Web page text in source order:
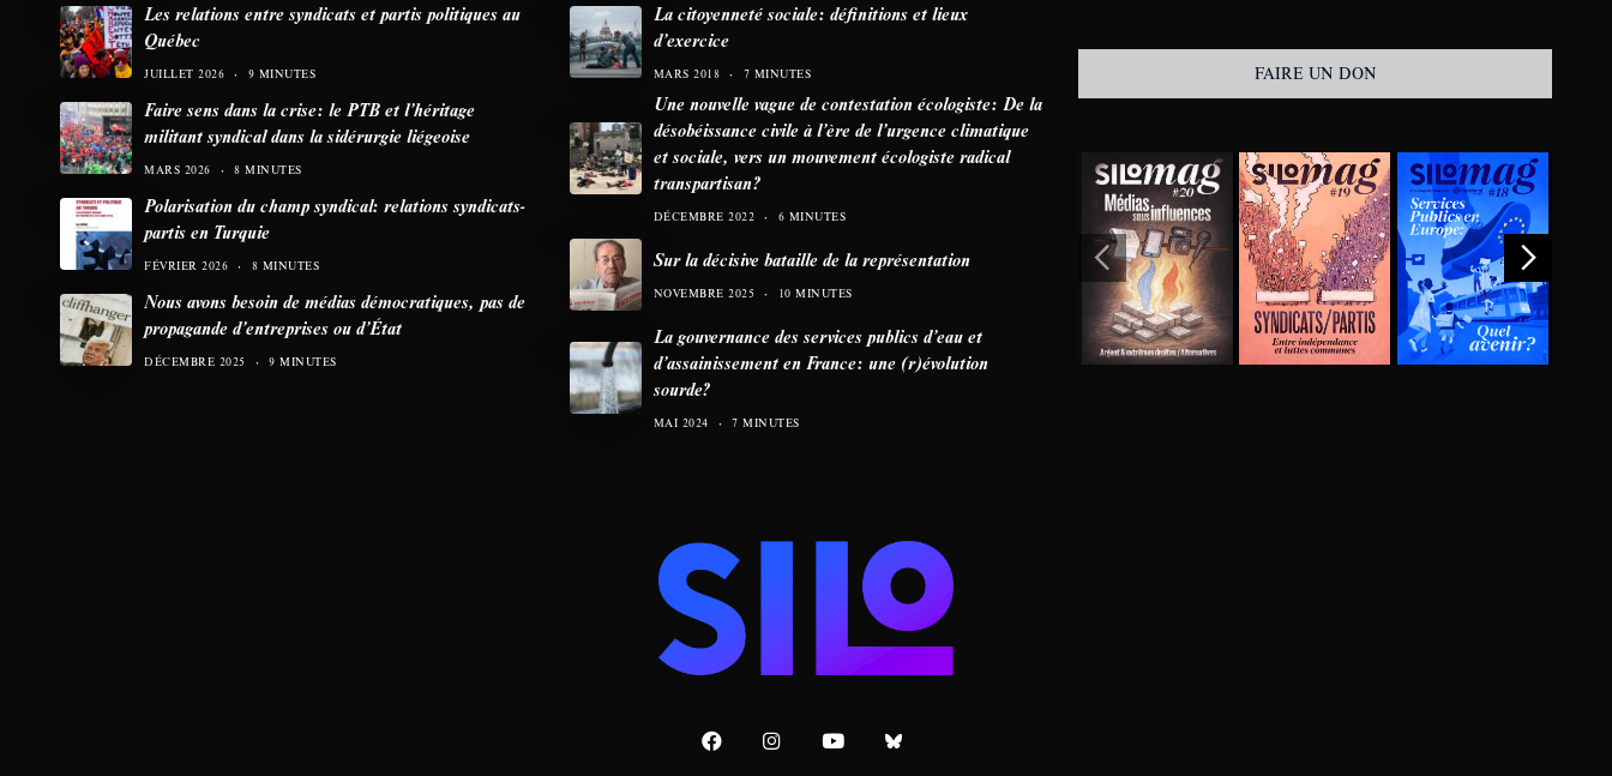
Les relations entre syndicats et partis politiques au
Québec
JUILLET 2026 9 MINUTES
Faire sens dans la crise: le PTB et l’héritage
militant syndical dans la sidérurgie liégeoise
MARS 2026 8 MINUTES
Polarisation du champ syndical: relations syndicats-
partis en Turquie
FÉVRIER 2026 8 MINUTES
Nous avons besoin de médias démocratiques, pas de
propagande d’entreprises ou d’État
DÉCEMBRE 2025 9 MINUTES
La citoyenneté sociale: définitions et lieux
d’exercice
MARS 2018 7 MINUTES
Une nouvelle vague de contestation écologiste: De la
désobéissance civile à l’ère de l’urgence climatique
et sociale, vers un mouvement écologiste radical
transpartisan?
DÉCEMBRE 2022 6 MINUTES
Sur la décisive bataille de la représentation
NOVEMBRE 2025 10 MINUTES
La gouvernance des services publics d’eau et
d’assainissement en France: une (r)évolution
sourde?
MAI 2024 7 MINUTES
FAIRE UN DON